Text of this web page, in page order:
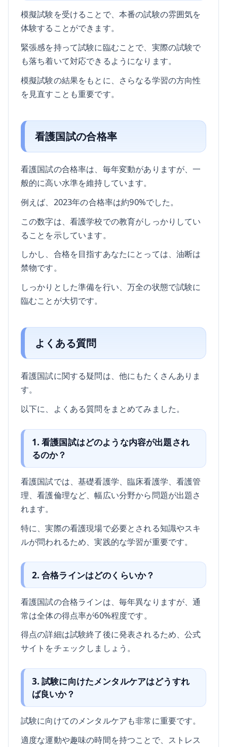
模擬試験を受けることで、本番の試験の雰囲気を
体験することができます。
緊張感を持って試験に臨むことで、実際の試験で
も落ち着いて対応できるようになります。
模擬試験の結果をもとに、さらなる学習の方向性
を見直すことも重要です。
看護国試の合格率
看護国試の合格率は、毎年変動がありますが、一
般的に高い水準を維持しています。
例えば、2023年の合格率は約90%でした。
この数字は、看護学校での教育がしっかりしてい
ることを示しています。
しかし、合格を目指すあなたにとっては、油断は
禁物です。
しっかりとした準備を行い、万全の状態で試験に
臨むことが大切です。
よくある質問
看護国試に関する疑問は、他にもたくさんありま
す。
以下に、よくある質問をまとめてみました。
1. 看護国試はどのような内容が出題され
るのか？
看護国試では、基礎看護学、臨床看護学、看護管
理、看護倫理など、幅広い分野から問題が出題さ
れます。
特に、実際の看護現場で必要とされる知識やスキ
ルが問われるため、実践的な学習が重要です。
2. 合格ラインはどのくらいか？
看護国試の合格ラインは、毎年異なりますが、通
常は全体の得点率が60%程度です。
得点の詳細は試験終了後に発表されるため、公式
サイトをチェックしましょう。
3. 試験に向けたメンタルケアはどうすれ
ば良いか？
試験に向けてのメンタルケアも非常に重要です。
適度な運動や趣味の時間を持つことで、ストレス